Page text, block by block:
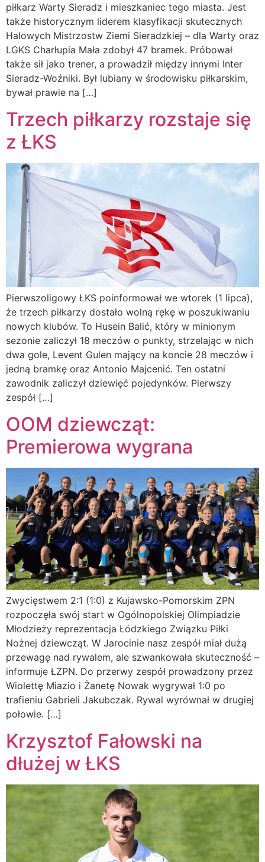
piłkarz Warty Sieradz i mieszkaniec tego miasta. Jest
także historycznym liderem klasyfikacji skutecznych
Halowych Mistrzostw Ziemi Sieradzkiej – dla Warty oraz
LGKS Charłupia Mała zdobył 47 bramek. Próbował
także sił jako trener, a prowadził między innymi Inter
Sieradz-Woźniki. Był lubiany w środowisku piłkarskim,
bywał prawie na […]
Trzech piłkarzy rozstaje się
z ŁKS
Pierwszoligowy ŁKS poinformował we wtorek (1 lipca),
że trzech piłkarzy dostało wolną rękę w poszukiwaniu
nowych klubów. To Husein Balić, który w minionym
sezonie zaliczył 18 meczów o punkty, strzelając w nich
dwa gole, Levent Gulen mający na koncie 28 meczów i
jedną bramkę oraz Antonio Majcenić. Ten ostatni
zawodnik zaliczył dziewięć pojedynków. Pierwszy
zespół […]
OOM dziewcząt:
Premierowa wygrana
Zwycięstwem 2:1 (1:0) z Kujawsko-Pomorskim ZPN
rozpoczęła swój start w Ogólnopolskiej Olimpiadzie
Młodzieży reprezentacja Łódzkiego Związku Piłki
Nożnej dziewcząt. W Jarocinie nasz zespół miał dużą
przewagę nad rywalem, ale szwankowała skuteczność –
informuje ŁZPN. Do przerwy zespół prowadzony przez
Wiolettę Miazio i Żanetę Nowak wygrywał 1:0 po
trafieniu Gabrieli Jakubczak. Rywal wyrównał w drugiej
połowie. […]
Krzysztof Fałowski na
dłużej w ŁKS